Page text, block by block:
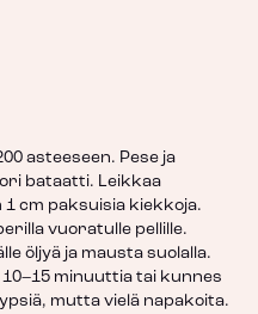
asteeseen. Pese ja
bataatti. Leikkaa
1 cm paksuisia kiekkoja.
vuoratulle pellille.
öljyä ja mausta suolalla.
minuuttia tai kunnes
mutta vielä napakoita.